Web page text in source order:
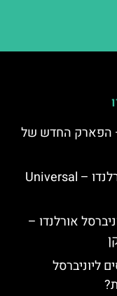
– הפארק החדש של
פארק המים יוניברסל וולקנו ביי באורלנדו – Universal
אורלנדו –
ליוניברסל